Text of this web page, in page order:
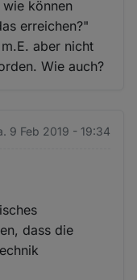
können
erreichen?"
aber nicht
Wie auch?
9 Feb 2019 - 19:34
dass die